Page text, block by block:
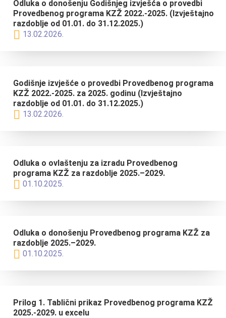
Odluka o donošenju Godišnjeg izvješća o provedbi
Provedbenog programa KZŽ 2022.-2025. (Izvještajno
razdoblje od 01.01. do 31.12.2025.)
13.02.2026.
Godišnje izvješće o provedbi Provedbenog programa
KZŽ 2022.-2025. za 2025. godinu (Izvještajno
razdoblje od 01.01. do 31.12.2025.)
13.02.2026.
Odluka o ovlaštenju za izradu Provedbenog
programa KZŽ za razdoblje 2025.–2029.
01.10.2025.
Odluka o donošenju Provedbenog programa KZŽ za
razdoblje 2025.–2029.
01.10.2025.
Prilog 1. Tablični prikaz Provedbenog programa KZŽ
2025.-2029. u excelu